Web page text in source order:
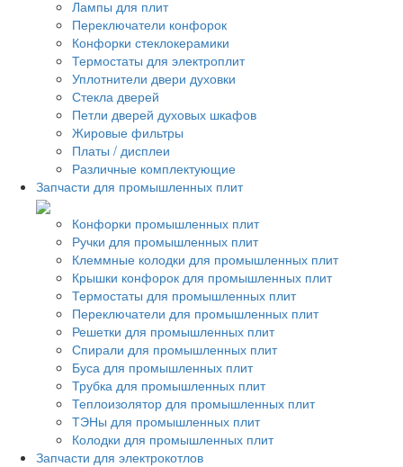
Лампы для плит
Переключатели конфорок
Конфорки стеклокерамики
Термостаты для электроплит
Уплотнители двери духовки
Стекла дверей
Петли дверей духовых шкафов
Жировые фильтры
Платы / дисплеи
Различные комплектующие
Запчасти для промышленных плит
Конфорки промышленных плит
Ручки для промышленных плит
Клеммные колодки для промышленных плит
Крышки конфорок для промышленных плит
Термостаты для промышленных плит
Переключатели для промышленных плит
Решетки для промышленных плит
Спирали для промышленных плит
Буса для промышленных плит
Трубка для промышленных плит
Теплоизолятор для промышленных плит
ТЭНы для промышленных плит
Колодки для промышленных плит
Запчасти для электрокотлов